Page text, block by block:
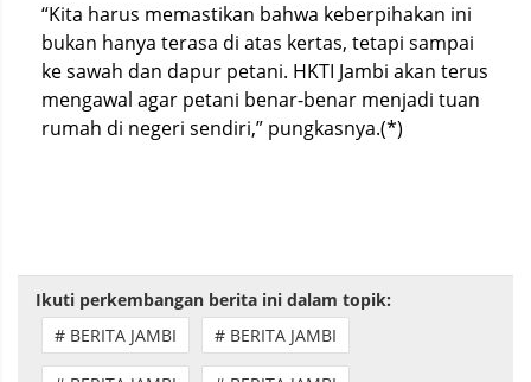
“Kita harus memastikan bahwa keberpihakan ini
bukan hanya terasa di atas kertas, tetapi sampai
ke sawah dan dapur petani. HKTI Jambi akan terus
mengawal agar petani benar-benar menjadi tuan
rumah di negeri sendiri,” pungkasnya.(*)
Ikuti perkembangan berita ini dalam topik:
# BERITA JAMBI
# BERITA JAMBI